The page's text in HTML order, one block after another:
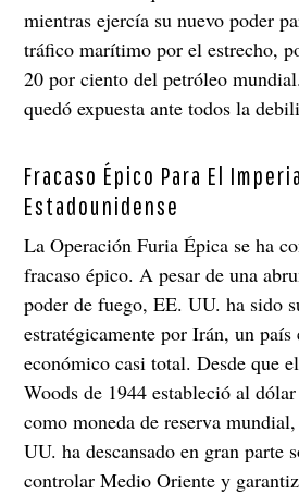
mientras ejercía su nuevo poder
tráfico marítimo por el estrecho,
20 por ciento del petróleo
quedó expuesta ante todos la
Fracaso Épico Para El
Estadounidense
La Operación Furia Épica se ha
fracaso épico. A pesar de una
poder de fuego, EE. UU. ha sido
estratégicamente por Irán, un país
económico casi total. Desde que
Woods de 1944 estableció al
como moneda de reserva
UU. ha descansado en gran parte
controlar Medio Oriente y